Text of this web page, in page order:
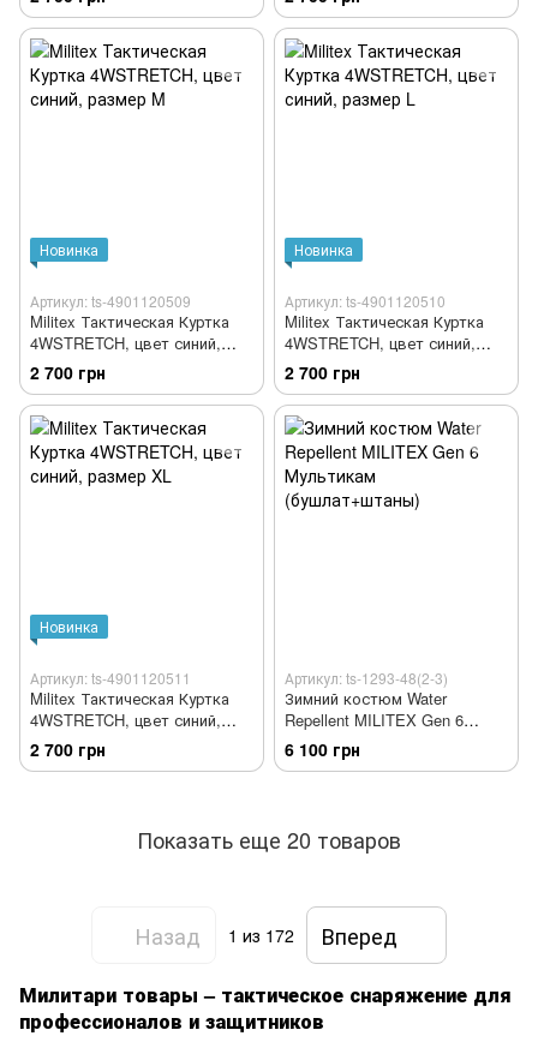
Новинка
Артикул: ts-4901120509
Militex Тактическая Куртка
4WSTRETCH, цвет синий,
размер M
2 700 грн
Новинка
Артикул: ts-4901120510
Militex Тактическая Куртка
4WSTRETCH, цвет синий,
размер L
2 700 грн
Новинка
Артикул: ts-4901120511
Militex Тактическая Куртка
4WSTRETCH, цвет синий,
размер XL
2 700 грн
Артикул: ts-1293-48(2-3)
Зимний костюм Water
Repellent MILITEX Gen 6
Мультикам (бушлат+штаны)
6 100 грн
Показать еще 20 товаров
Назад 1 из 172 Вперед
Милитари товары – тактическое снаряжение для
профессионалов и защитников